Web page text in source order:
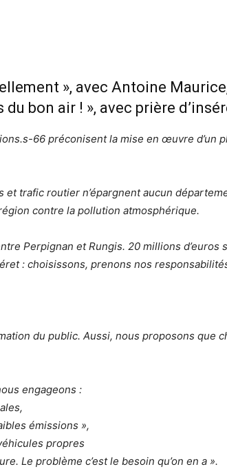
», avec Antoine
bon air ! », avec prière
66 préconisent la mise en œuvre d’un
trafic routier n’épargnent aucun
contre la pollution atmosphérique.
Perpignan et Rungis. 20 millions d’euros
: choisissons, prenons nos
du public. Aussi, nous proposons que
engageons :
émissions »,
propres
Le problème c’est le besoin qu’on en a ».